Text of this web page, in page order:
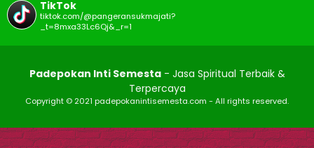
TikTok
tiktok.com/@pangeransukmajati?
_t=8mxa33Lc6Qj&_r=1
Padepokan Inti Semesta- Jasa Spiritual Terbaik &
Terpercaya
Copyright © 2021 padepokanintisemesta.com - All rights reserved.